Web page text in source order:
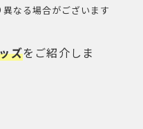
なる場合がございます
ズをご紹介しま